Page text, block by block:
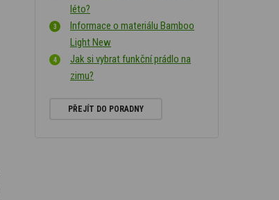
léto?
Informace o materiálu Bamboo
Light New
Jak si vybrat funkční prádlo na
zimu?
PŘEJÍT DO PORADNY